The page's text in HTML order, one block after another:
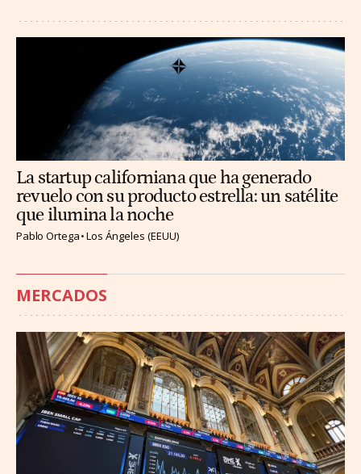
La startup californiana que ha generado
revuelo con su producto estrella: un satélite
que ilumina la noche
Pablo Ortega Los Ángeles (EEUU)
MERCADOS